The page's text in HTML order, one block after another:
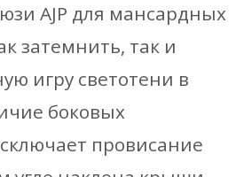
AJP для мансардных
затемнить, так и
игру светотени в
боковых
провисание